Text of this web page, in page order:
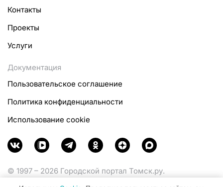
Контакты
Проекты
Услуги
Документация
Пользовательское соглашение
Политика конфиденциальности
Использование cookie
© 1997 – 2026 Городской портал Томск.ру.